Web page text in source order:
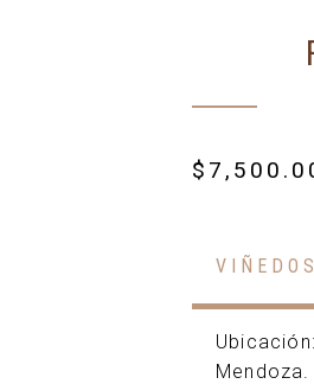
$
VIÑEDOS
Mendoza.